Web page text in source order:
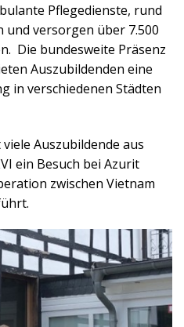
Pflegedienste, rund
versorgen über 7.500
Die bundesweite Präsenz
Auszubildenden eine
in verschiedenen Städten
Auszubildende aus
ein Besuch bei Azurit
zwischen Vietnam